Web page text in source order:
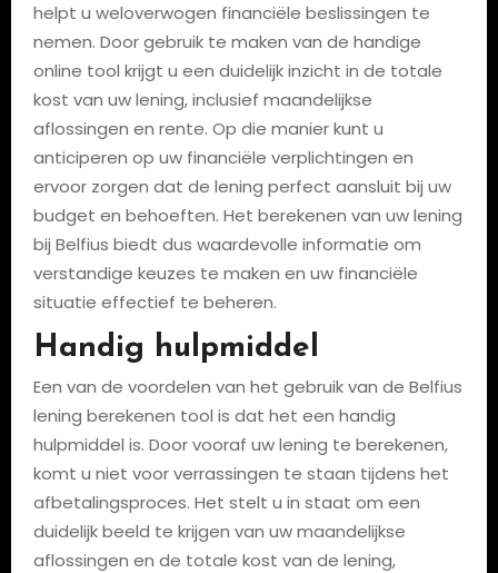
helpt u weloverwogen financiële beslissingen te
nemen. Door gebruik te maken van de handige
online tool krijgt u een duidelijk inzicht in de totale
kost van uw lening, inclusief maandelijkse
aflossingen en rente. Op die manier kunt u
anticiperen op uw financiële verplichtingen en
ervoor zorgen dat de lening perfect aansluit bij uw
budget en behoeften. Het berekenen van uw lening
bij Belfius biedt dus waardevolle informatie om
verstandige keuzes te maken en uw financiële
situatie effectief te beheren.
Handig hulpmiddel
Een van de voordelen van het gebruik van de Belfius
lening berekenen tool is dat het een handig
hulpmiddel is. Door vooraf uw lening te berekenen,
komt u niet voor verrassingen te staan tijdens het
afbetalingsproces. Het stelt u in staat om een
duidelijk beeld te krijgen van uw maandelijkse
aflossingen en de totale kost van de lening,